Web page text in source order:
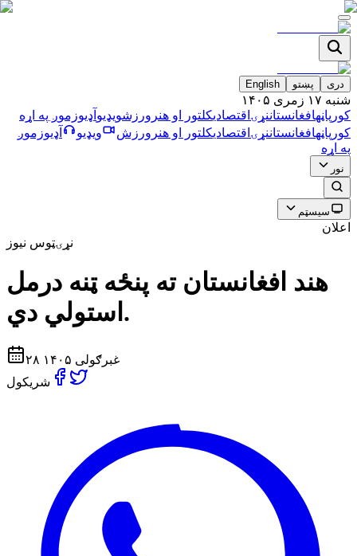
دری پښتو English
شنبه ۱۷ زمری ۱۴۰۵
کورپاڼهافغانستاننړۍ اقتصاديکلتور او هنر ورزشویډیو آډیوزموږ په اړه
کورپاڼهافغانستاننړۍ اقتصاديکلتور او هنر ورزش ویډیو آډیوزموږ
په اړه
نور
سیسټم
اعلان
نړۍټوس نیوز
هند افغانستان ته پنځه ټنه درمل
استولي دي.
۲۸ غبرګولی ۱۴۰۵
شریکول